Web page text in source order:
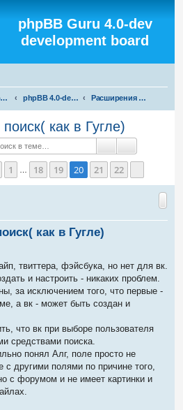
phpBB Guru 4.0-dev
development board
Список форумов phpBB 4.0-dev test Расширения для phpBB 4.0-dev
как в Гугле)
Поиск
20из22
1 18 19 20 21 22 След.
как в Гугле)
твиттера, фэйсбука, но нет для вк.
и настроить - никаких проблем.
за исключением того, что первые -
а вк - может быть создан и
что вк при выборе пользователя
средствами поиска.
понял Алг, поле просто не
с другими полями по причине того,
с форумом и не имеет картинки и